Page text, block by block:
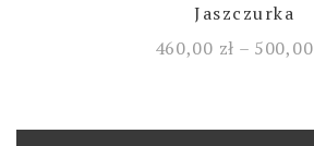
Jaszczurka
460,00 zł – 500,00